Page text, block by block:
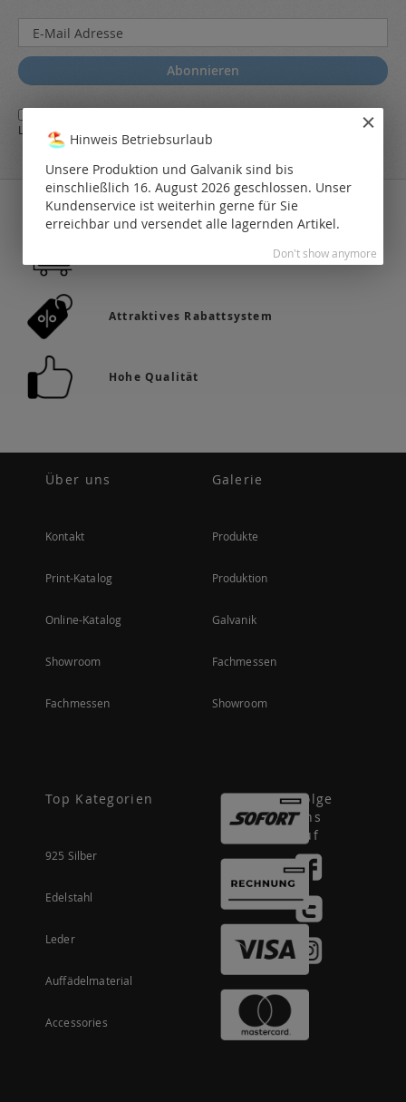
Melden
Sie
sich
für
Newsletter
a:
Abonnieren
des
LEO Online-Shop zu.
36.742 Produkte auf Lager
Attraktives Rabattsystem
Hohe Qualität
Über uns
Kontakt
Print-Katalog
Online-Katalog
Showroom
Fachmessen
Galerie
Produkte
Produktion
Galvanik
Fachmessen
Showroom
Top Kategorien
925 Silber
Edelstahl
Leder
Auffädelmaterial
Accessories
Folge
uns
auf
Hinweis Betriebsurlaub
Unsere Produktion und Galvanik sind bis
einschließlich 16. August 2026 geschlossen. Unser
Kundenservice ist weiterhin gerne für Sie
erreichbar und versendet alle lagernden Artikel.
Don't show anymore